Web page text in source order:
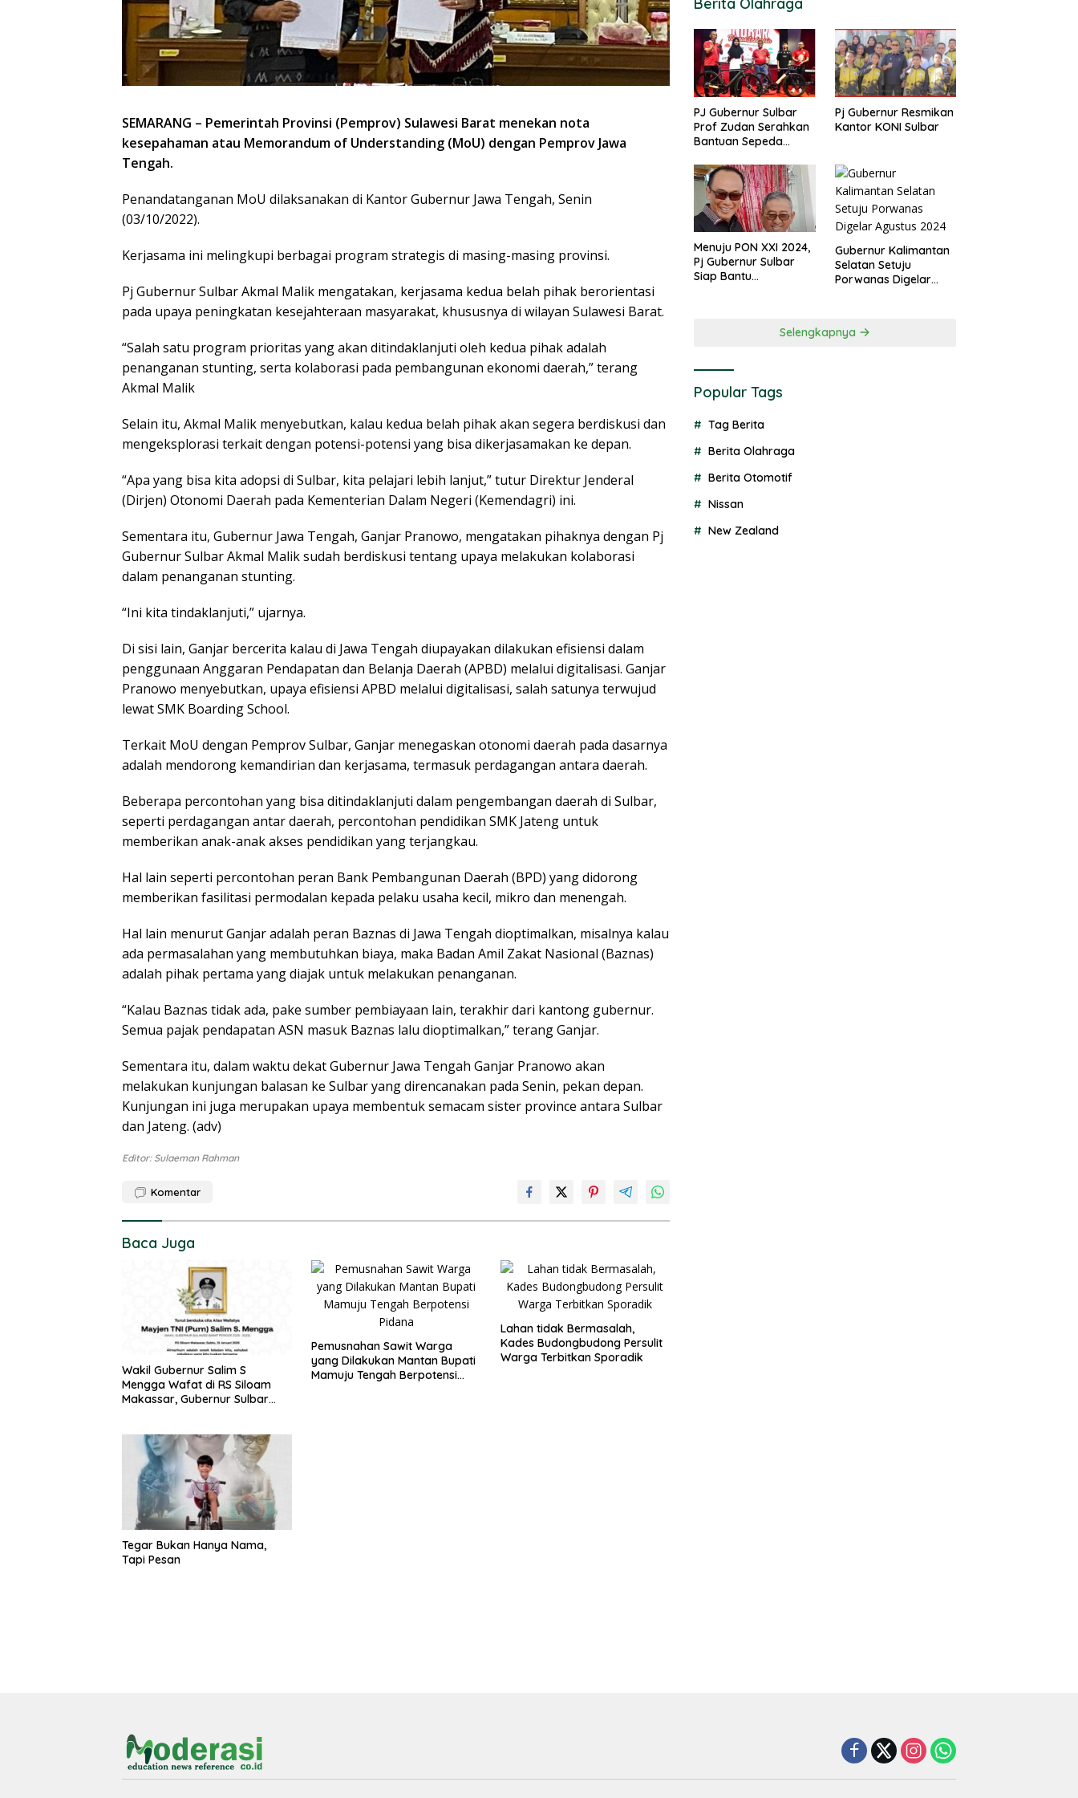
SEMARANG – Pemerintah Provinsi (Pemprov) Sulawesi Barat menekan nota
kesepahaman atau Memorandum of Understanding (MoU) dengan Pemprov Jawa
Tengah.
Penandatanganan MoU dilaksanakan di Kantor Gubernur Jawa Tengah, Senin
(03/10/2022).
Kerjasama ini melingkupi berbagai program strategis di masing-masing provinsi.
Pj Gubernur Sulbar Akmal Malik mengatakan, kerjasama kedua belah pihak berorientasi
pada upaya peningkatan kesejahteraan masyarakat, khususnya di wilayan Sulawesi Barat.
“Salah satu program prioritas yang akan ditindaklanjuti oleh kedua pihak adalah
penanganan stunting, serta kolaborasi pada pembangunan ekonomi daerah,” terang
Akmal Malik
Selain itu, Akmal Malik menyebutkan, kalau kedua belah pihak akan segera berdiskusi dan
mengeksplorasi terkait dengan potensi-potensi yang bisa dikerjasamakan ke depan.
“Apa yang bisa kita adopsi di Sulbar, kita pelajari lebih lanjut,” tutur Direktur Jenderal
(Dirjen) Otonomi Daerah pada Kementerian Dalam Negeri (Kemendagri) ini.
Sementara itu, Gubernur Jawa Tengah, Ganjar Pranowo, mengatakan pihaknya dengan Pj
Gubernur Sulbar Akmal Malik sudah berdiskusi tentang upaya melakukan kolaborasi
dalam penanganan stunting.
“Ini kita tindaklanjuti,” ujarnya.
Di sisi lain, Ganjar bercerita kalau di Jawa Tengah diupayakan dilakukan efisiensi dalam
penggunaan Anggaran Pendapatan dan Belanja Daerah (APBD) melalui digitalisasi. Ganjar
Pranowo menyebutkan, upaya efisiensi APBD melalui digitalisasi, salah satunya terwujud
lewat SMK Boarding School.
Terkait MoU dengan Pemprov Sulbar, Ganjar menegaskan otonomi daerah pada dasarnya
adalah mendorong kemandirian dan kerjasama, termasuk perdagangan antara daerah.
Beberapa percontohan yang bisa ditindaklanjuti dalam pengembangan daerah di Sulbar,
seperti perdagangan antar daerah, percontohan pendidikan SMK Jateng untuk
memberikan anak-anak akses pendidikan yang terjangkau.
Hal lain seperti percontohan peran Bank Pembangunan Daerah (BPD) yang didorong
memberikan fasilitasi permodalan kepada pelaku usaha kecil, mikro dan menengah.
Hal lain menurut Ganjar adalah peran Baznas di Jawa Tengah dioptimalkan, misalnya kalau
ada permasalahan yang membutuhkan biaya, maka Badan Amil Zakat Nasional (Baznas)
adalah pihak pertama yang diajak untuk melakukan penanganan.
“Kalau Baznas tidak ada, pake sumber pembiayaan lain, terakhir dari kantong gubernur.
Semua pajak pendapatan ASN masuk Baznas lalu dioptimalkan,” terang Ganjar.
Sementara itu, dalam waktu dekat Gubernur Jawa Tengah Ganjar Pranowo akan
melakukan kunjungan balasan ke Sulbar yang direncanakan pada Senin, pekan depan.
Kunjungan ini juga merupakan upaya membentuk semacam sister province antara Sulbar
dan Jateng. (adv)
Editor: Sulaeman Rahman
Komentar
Baca Juga
Wakil Gubernur Salim S
Mengga Wafat di RS Siloam
Makassar, Gubernur Sulbar
Pemusnahan Sawit Warga
yang Dilakukan Mantan Bupati
Mamuju Tengah Berpotensi
Lahan tidak Bermasalah,
Kades Budongbudong Persulit
Warga Terbitkan Sporadik
Tegar Bukan Hanya Nama,
Tapi Pesan
PJ Gubernur Sulbar
Prof Zudan Serahkan
Bantuan Sepeda
PON 2024
Pj Gubernur Resmikan
Kantor KONI Sulbar
Menuju PON XXI 2024,
Pj Gubernur Sulbar
Siap Bantu
Gubernur Kalimantan
Selatan Setuju
Porwanas Digelar
Selengkapnya
Popular Tags
Tag Berita
Berita Olahraga
Berita Otomotif
Nissan
New Zealand